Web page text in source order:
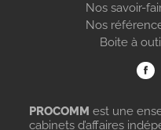
Nos savoir-
Nos
Boite à
PROCOMM est une
cabinets d’affaires